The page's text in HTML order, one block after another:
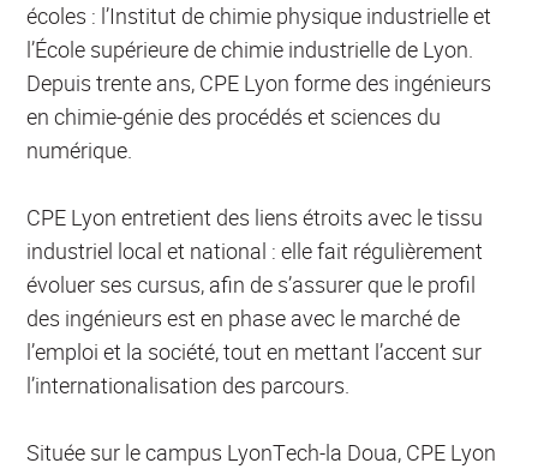
écoles : l’Institut de chimie physique industrielle et
l’École supérieure de chimie industrielle de Lyon.
Depuis trente ans, CPE Lyon forme des ingénieurs
en chimie-génie des procédés et sciences du
numérique.
CPE Lyon entretient des liens étroits avec le tissu
industriel local et national : elle fait régulièrement
évoluer ses cursus, afin de s’assurer que le profil
des ingénieurs est en phase avec le marché de
l’emploi et la société, tout en mettant l’accent sur
l’internationalisation des parcours.
Située sur le campus LyonTech-la Doua, CPE Lyon